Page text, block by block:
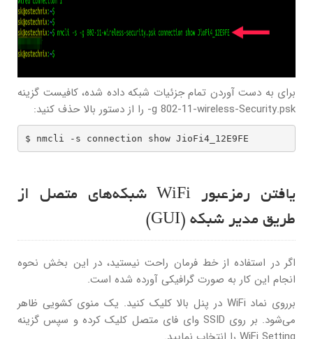
برای به دست آوردن تمام جزئیات شبکه داده شده، کافیست گزینه
g 802-11-wireless-Security.psk- را از دستور بالا حذف کنید:
$ nmcli -s connection show JioFi4_12E9FE
یافتن رمزعبور WiFi شبکه‌های متصل از
طریق مدیر شبکه (GUI)
اگر در استفاده از خط فرمان راحت نیستید، در این بخش نحوه
انجام این کار به صورت گرافیکی آورده شده است.
برروی نماد WiFi در پنل بالا کلیک کنید. یک منوی کشویی ظاهر
می‌شود. بر روی SSID وای فای متصل کلیک کرده و سپس گزینه